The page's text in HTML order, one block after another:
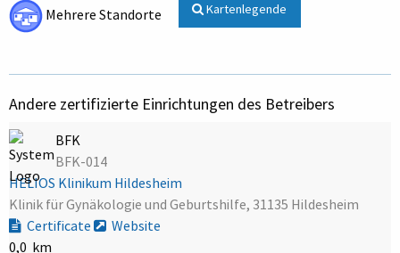
Mehrere Standorte Kartenlegende
Andere zertifizierte Einrichtungen des Betreibers
BFK
BFK-014
HELIOS Klinikum Hildesheim
Klinik für Gynäkologie und Geburtshilfe, 31135 Hildesheim
Certificate
Website
0,0 km